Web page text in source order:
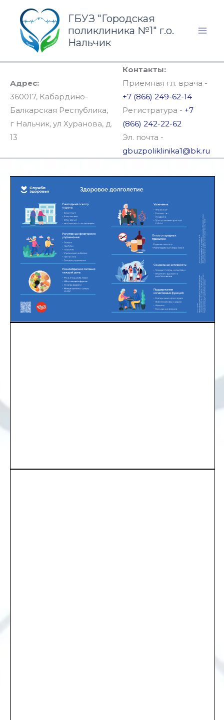
Перейти
содержимому
ГБУЗ "Городская
поликлиника №1" г.о.
Нальчик
Адрес:
360017, Кабардино-
Балкарская Республика,
г Нальчик, ул Хуранова, д.
13
Контакты:
Приемная гл. врача -
+7 (866) 249-62-14
Регистратура - +7
(866) 242-22-62
Эл. почта -
gbuzpoliklinika1@bk.ru